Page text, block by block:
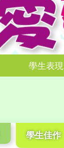
學生表現
學生佳作